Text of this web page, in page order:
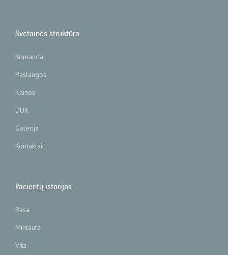
Svetainės struktūra
Komanda
Paslaugos
Kainos
DUK
Galerija
Kontaktai
Pacientų istorijos
Rasa
Mintautė
Vita